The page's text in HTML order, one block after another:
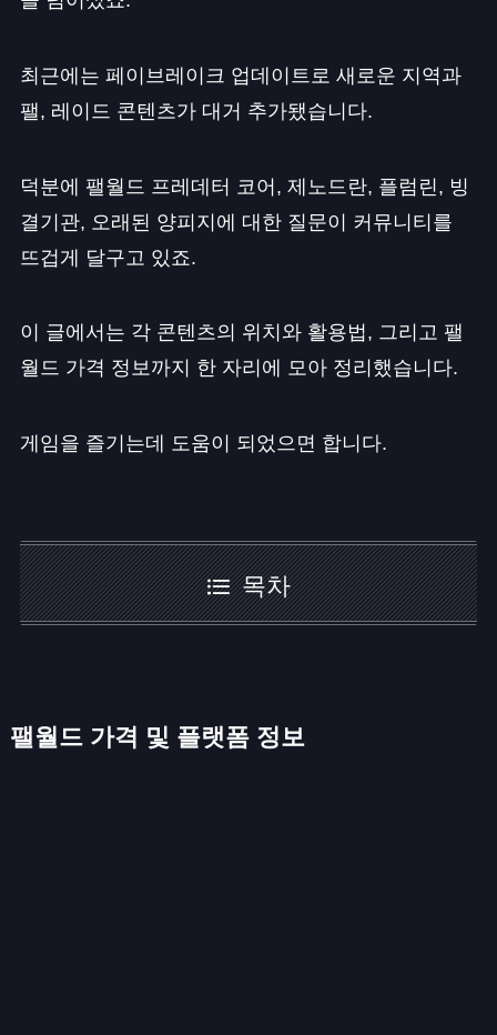
최근에는 페이브레이크 업데이트로 새로운 지역과
팰, 레이드 콘텐츠가 대거 추가됐습니다.
덕분에 팰월드 프레데터 코어, 제노드란, 플럼린, 빙
결기관, 오래된 양피지에 대한 질문이 커뮤니티를
뜨겁게 달구고 있죠.
이 글에서는 각 콘텐츠의 위치와 활용법, 그리고 팰
월드 가격 정보까지 한 자리에 모아 정리했습니다.
게임을 즐기는데 도움이 되었으면 합니다.
목차
팰월드 가격 및 플랫폼 정보